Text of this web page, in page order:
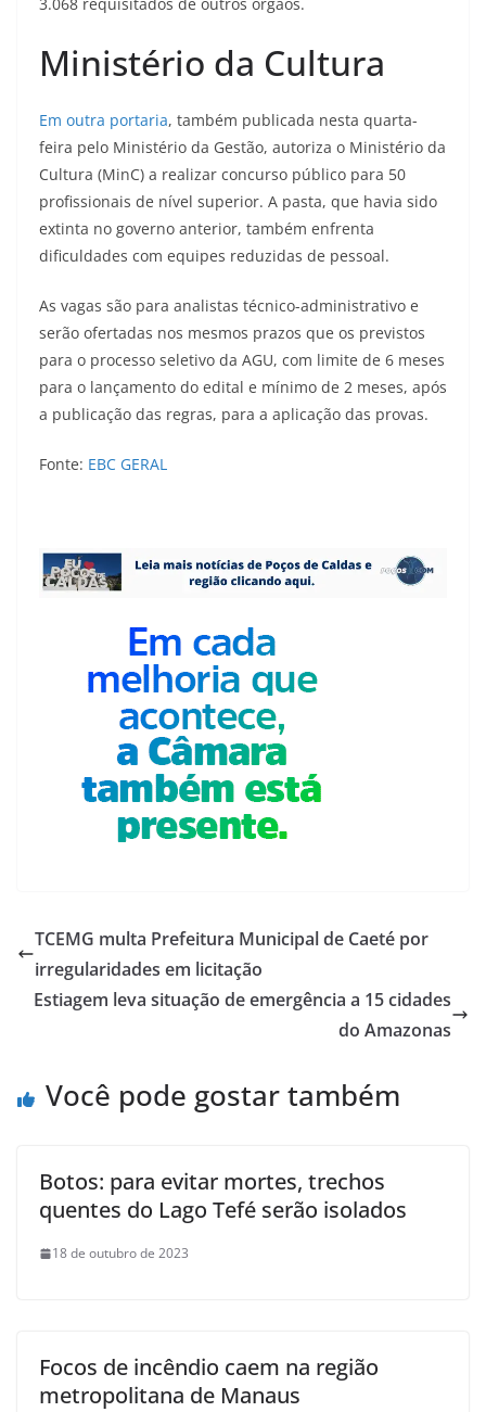
Ministério da Cultura
Em outra portaria, também publicada nesta quarta-
feira pelo Ministério da Gestão, autoriza o Ministério da
Cultura (MinC) a realizar concurso público para 50
profissionais de nível superior. A pasta, que havia sido
extinta no governo anterior, também enfrenta
dificuldades com equipes reduzidas de pessoal.
As vagas são para analistas técnico-administrativo e
serão ofertadas nos mesmos prazos que os previstos
para o processo seletivo da AGU, com limite de 6 meses
para o lançamento do edital e mínimo de 2 meses, após
a publicação das regras, para a aplicação das provas.
Fonte: EBC GERAL
TCEMG multa Prefeitura Municipal de Caeté por
irregularidades em licitação
Estiagem leva situação de emergência a 15 cidades
do Amazonas
Você pode gostar também
Botos: para evitar mortes, trechos
quentes do Lago Tefé serão isolados
18 de outubro de 2023
Focos de incêndio caem na região
metropolitana de Manaus